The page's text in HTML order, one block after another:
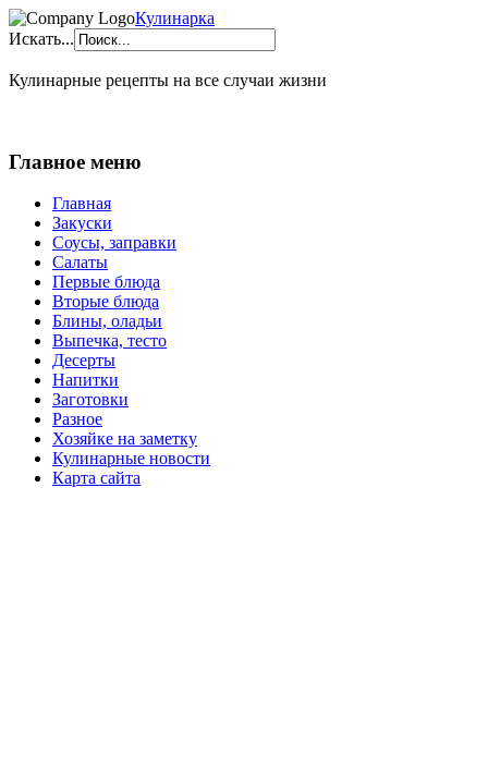
Кулинарка
Искать...
Кулинарные рецепты на все случаи жизни
Главное меню
Главная
Закуски
Соусы, заправки
Салаты
Первые блюда
Вторые блюда
Блины, оладьи
Выпечка, тесто
Десерты
Напитки
Заготовки
Разное
Хозяйке на заметку
Кулинарные новости
Карта сайта